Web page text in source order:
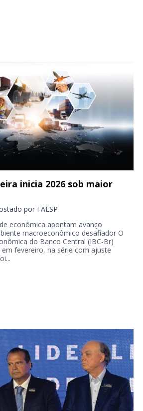
inicia 2026 sob maior
por FAESP
econômica apontam avanço
macroeconômico desafiador O
do Banco Central (IBC-Br)
fevereiro, na série com ajuste